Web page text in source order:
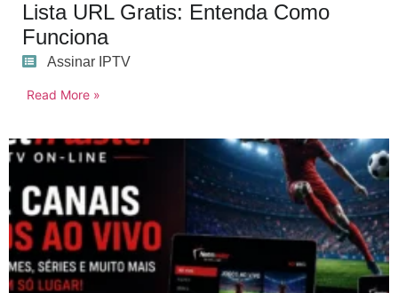
Lista URL Gratis: Entenda Como
Funciona
Assinar IPTV
Read More »